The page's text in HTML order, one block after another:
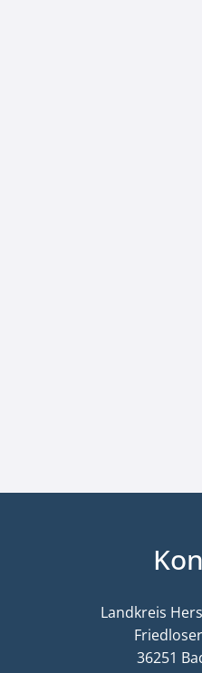
Landkreis
36251